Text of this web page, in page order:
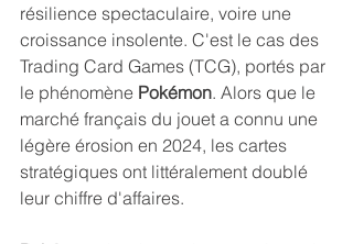
résilience spectaculaire, voire une
croissance insolente. C'est le cas des
Trading Card Games (TCG), portés par
le phénomène Pokémon. Alors que le
marché français du jouet a connu une
légère érosion en 2024, les cartes
stratégiques ont littéralement doublé
leur chiffre d'affaires.